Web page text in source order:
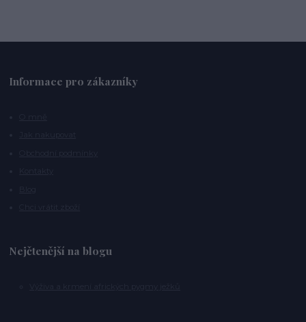
Informace pro zákazníky
Nejčtenější na blogu